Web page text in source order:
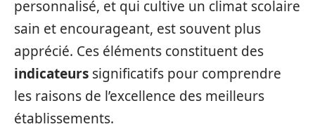
personnalisé, et qui cultive un climat scolaire
sain et encourageant, est souvent plus
apprécié. Ces éléments constituent des
indicateurs significatifs pour comprendre
les raisons de l’excellence des meilleurs
établissements.